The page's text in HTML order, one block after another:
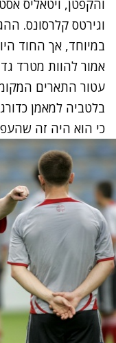
והקפטן, ויטאליס
וגירטס קלרסונס.
במיוחד, אך החוד
אמור להוות מטרד
עטור התארים
בלטביה למאמן
כי הוא היה זה